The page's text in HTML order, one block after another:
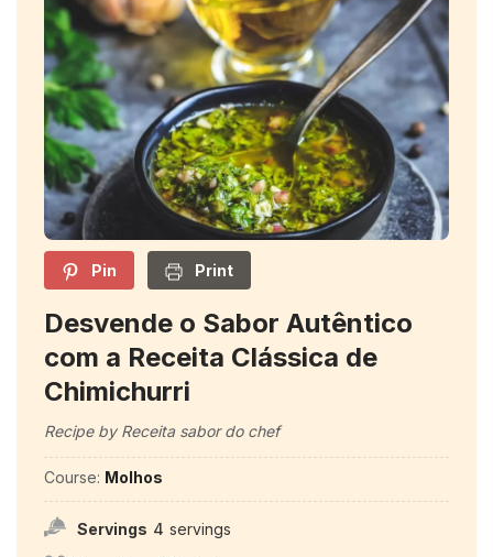
Pin Print
Desvende o Sabor Autêntico
com a Receita Clássica de
Chimichurri
Recipe by Receita sabor do chef
Course: Molhos
Servings 4 servings